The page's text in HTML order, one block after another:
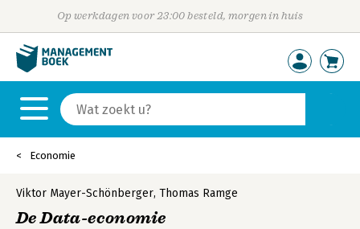
Op werkdagen voor 23:00 besteld, morgen in huis
Economie
Viktor Mayer-Schönberger, Thomas Ramge
De Data-economie